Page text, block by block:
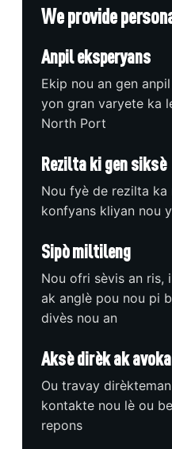
We provide
Anpil eksperyans
Ekip nou an gen
yon gran varyete ka
North Port
Rezilta ki gen siksè
Nou fyè de rezilta ka
konfyans kliyan nou
Sipò miltileng
Nou ofri sèvis an ris,
ak anglè pou nou pi
divès nou an
Aksè dirèk ak avoka
Ou travay
kontakte nou lè ou
repons